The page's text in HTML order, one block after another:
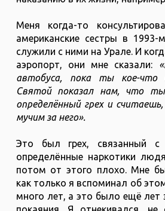
Меня когда-то
американские сестры в
служили с ними на Урале. И
аэропорт, они мне сказали:
автобуса, пока ты кое-что
Святой показал нам, что
определённый грех и
мучим за него».
Это был грех, связанный
определённые наркотики
потом от этого плохо. Мне
как только я вспоминал об
много лет, а это было ещё лет